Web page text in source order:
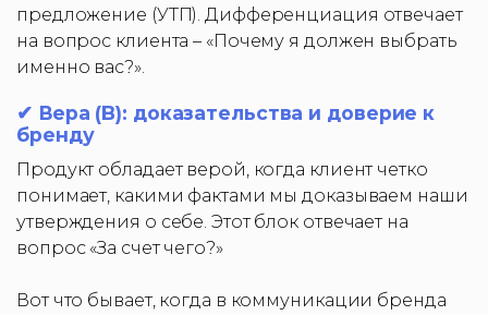
предложение (УТП). Дифференциация отвечает
на вопрос клиента – «Почему я должен выбрать
именно вас?».
✔ Вера (B): доказательства и доверие к
бренду
Продукт обладает верой, когда клиент четко
понимает, какими фактами мы доказываем наши
утверждения о себе. Этот блок отвечает на
вопрос «За счет чего?»
Вот что бывает, когда в коммуникации бренда